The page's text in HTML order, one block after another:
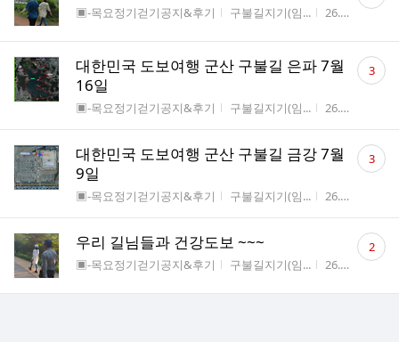
게시판명
▣-목요정기걷기공지&후기 작성자
구불길지기(임... 작성시간
26.07.18
대한민국 도보여행 군산 구불길 은파 7월
16일
게시판명
▣-목요정기걷기공지&후기 작성자
구불길지기(임... 작성시간
26.07.13
댓
글 3
대한민국 도보여행 군산 구불길 금강 7월
9일
게시판명
▣-목요정기걷기공지&후기 작성자
구불길지기(임... 작성시간
26.07.03
댓
글 3
우리 길님들과 건강도보 ~~~
게시판명
▣-목요정기걷기공지&후기 작성자
구불길지기(임... 작성시간
26.07.03
댓
글 2